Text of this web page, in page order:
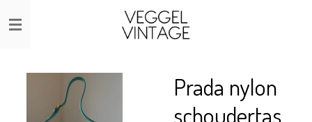
Ga
direct
hoofdinhoud
Prada nylon
schoudertas